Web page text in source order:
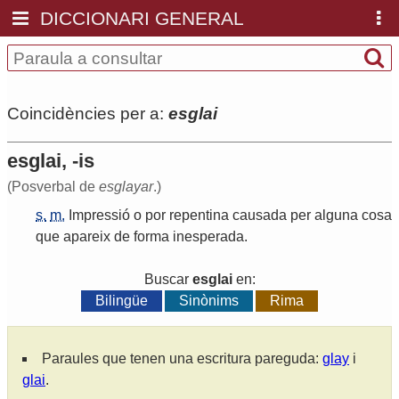
DICCIONARI GENERAL
Coincidències per a: esglai
esglai, -is
(Posverbal de esglayar.)
s. m. Impressió o por repentina causada per alguna cosa
que apareix de forma inesperada.
Buscar esglaien:
Bilingüe
Sinònims Rima
Paraules que tenen una escritura pareguda: glay i
glai.